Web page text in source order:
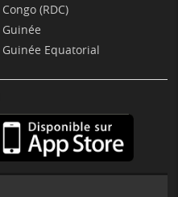
Congo (RDC)
Guinée
Guinée Equatorial